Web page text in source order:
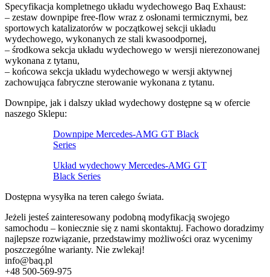
Specyfikacja kompletnego układu wydechowego Baq Exhaust:
– zestaw downpipe free-flow wraz z osłonami termicznymi, bez
sportowych katalizatorów w początkowej sekcji układu
wydechowego, wykonanych ze stali kwasoodpornej,
– środkowa sekcja układu wydechowego w wersji nierezonowanej
wykonana z tytanu,
– końcowa sekcja układu wydechowego w wersji aktywnej
zachowująca fabryczne sterowanie wykonana z tytanu.
Downpipe, jak i dalszy układ wydechowy dostępne są w ofercie
naszego Sklepu:
Downpipe Mercedes-AMG GT Black
Series
Układ wydechowy Mercedes-AMG GT
Black Series
Dostępna wysyłka na teren całego świata.
Jeżeli jesteś zainteresowany podobną modyfikacją swojego
samochodu – koniecznie się z nami skontaktuj. Fachowo doradzimy
najlepsze rozwiązanie, przedstawimy możliwości oraz wycenimy
poszczególne warianty. Nie zwlekaj!
info@baq.pl
+48 500-569-975